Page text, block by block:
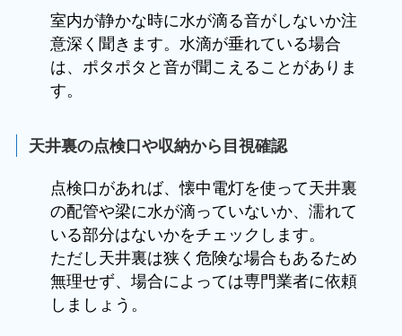
室内が静かな時に水が滴る音がしないか注
意深く聞きます。水滴が垂れている場合
は、ポタポタと音が聞こえることがありま
す。
天井裏の点検口や収納から目視確認
点検口があれば、懐中電灯を使って天井裏
の配管や梁に水が滴っていないか、濡れて
いる部分はないかをチェックします。
ただし天井裏は狭く危険な場合もあるため
無理せず、場合によっては専門業者に依頼
しましょう。